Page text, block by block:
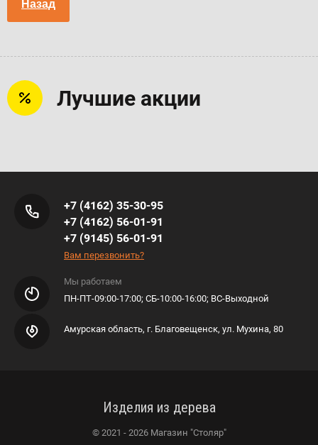
Назад
Лучшие акции
+7 (4162) 35-30-95
+7 (4162) 56-01-91
+7 (9145) 56-01-91
Вам перезвонить?
Мы работаем
ПН-ПТ-09:00-17:00; СБ-10:00-16:00; ВС-Выходной
Амурская область, г. Благовещенск, ул. Мухина, 80
Изделия из дерева
© 2021 - 2026 Магазин "Столяр"